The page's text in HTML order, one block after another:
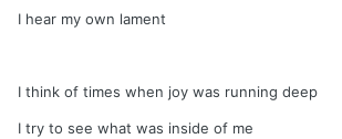
I hear my own lament
I think of times when joy was running deep
I try to see what was inside of me